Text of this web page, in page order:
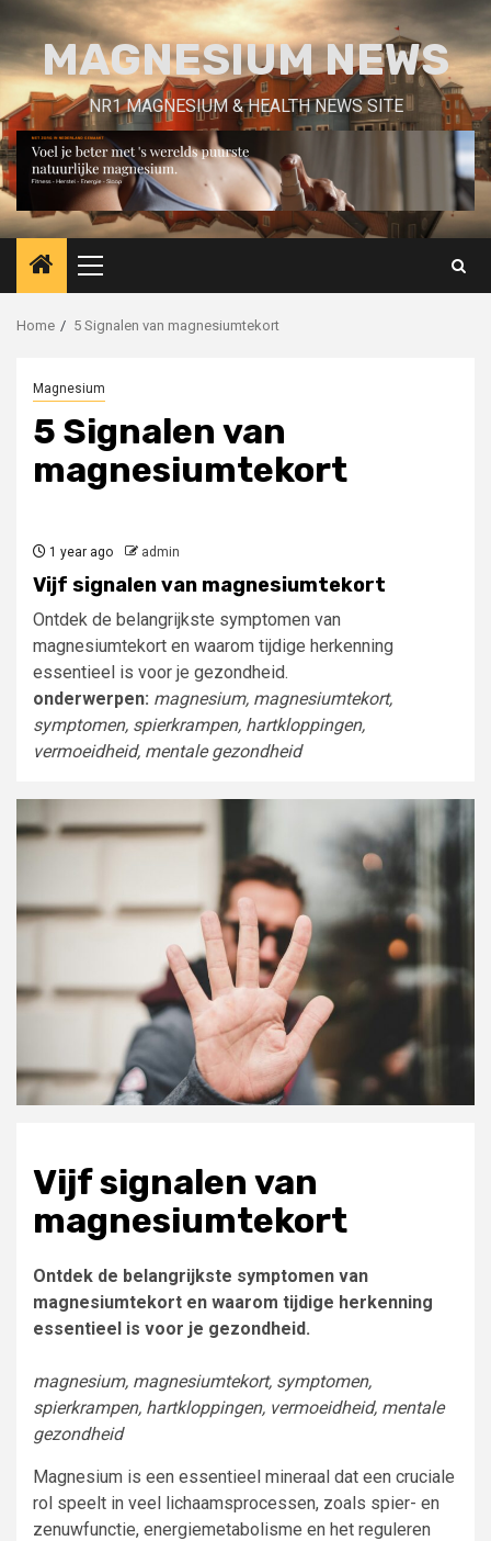
contentMAGNESIUM NEWS
NR1 MAGNESIUM & HEALTH NEWS SITE
Primary
Menu
Home 5 Signalen van magnesiumtekort
Magnesium
5 Signalen van
magnesiumtekort
1 year ago admin
Vijf signalen van magnesiumtekort
Ontdek de belangrijkste symptomen van
magnesiumtekort en waarom tijdige herkenning
essentieel is voor je gezondheid.
onderwerpen: magnesium, magnesiumtekort,
symptomen, spierkrampen, hartkloppingen,
vermoeidheid, mentale gezondheid
Vijf signalen van
magnesiumtekort
Ontdek de belangrijkste symptomen van
magnesiumtekort en waarom tijdige herkenning
essentieel is voor je gezondheid.
magnesium, magnesiumtekort, symptomen,
spierkrampen, hartkloppingen, vermoeidheid, mentale
gezondheid
Magnesium is een essentieel mineraal dat een cruciale
rol speelt in veel lichaamsprocessen, zoals spier- en
zenuwfunctie, energiemetabolisme en het reguleren